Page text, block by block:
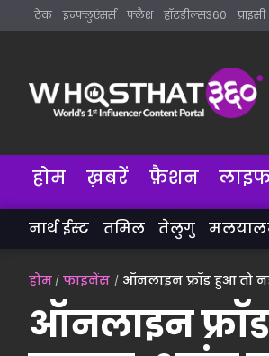
टेक इन्फ्लुएंसर्स फ्लैश हॉटडील्स360 प्राइसी
होम ख़बरें फ़ैशन
नार्थ ईस्ट तमिल तेलुगु
होम फाइनेंस ऑनलाइन फ्रॉड हुआ तो
ऑनलाइन